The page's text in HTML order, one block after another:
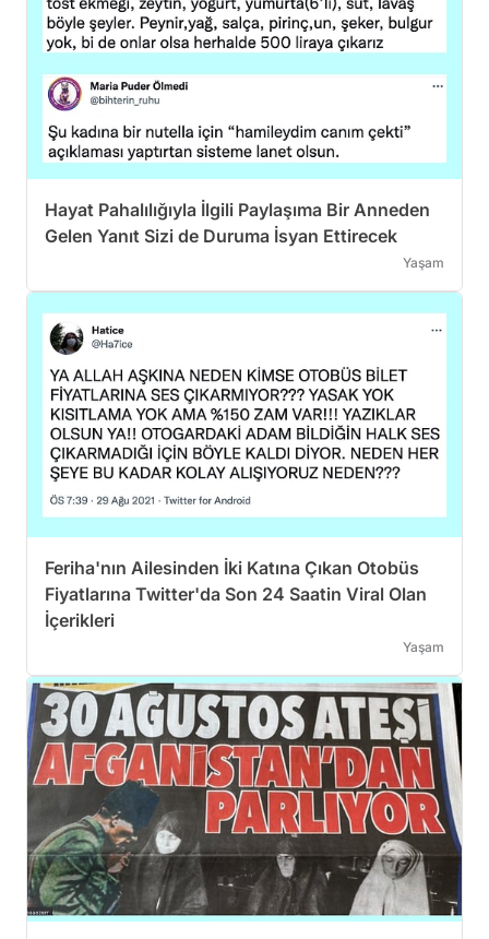
Hayat Pahalılığıyla İlgili Paylaşıma Bir Anneden
Gelen Yanıt Sizi de Duruma İsyan Ettirecek
Yaşam
Feriha'nın Ailesinden İki Katına Çıkan Otobüs
Fiyatlarına Twitter'da Son 24 Saatin Viral Olan
İçerikleri
Yaşam